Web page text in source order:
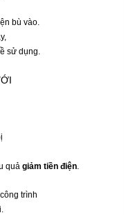
bù vào.
sử dụng.
quả giảm tiền điện.
trình